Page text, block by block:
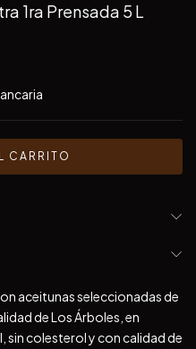
1ra Prensada 5 L
aceitunas seleccionadas de
de Los Árboles, en
sin colesterol y con calidad de